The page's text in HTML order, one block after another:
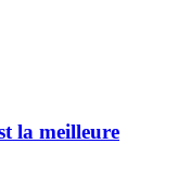
la meilleure